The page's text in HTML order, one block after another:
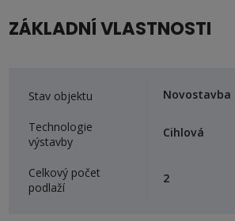
ZÁKLADNÍ VLASTNOSTI
Stav objektu Novostavba
Technologie
výstavby
Cihlová
Celkový počet
podlaží
2